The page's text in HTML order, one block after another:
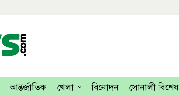
আন্তর্জাতিক খেলা বিনোদন সোনালী বিশেষ